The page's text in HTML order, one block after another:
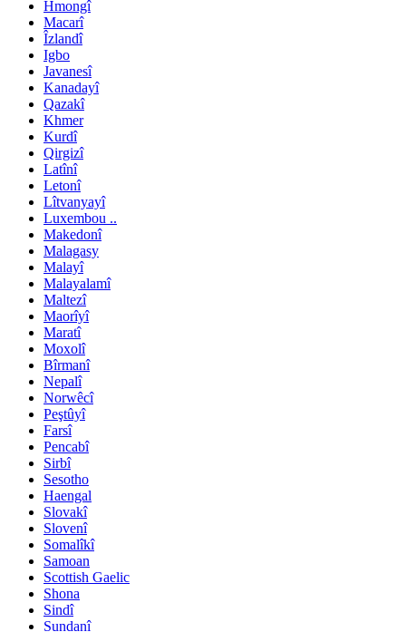
Hmongî
Macarî
Îzlandî
Igbo
Javanesî
Kanadayî
Qazakî
Khmer
Kurdî
Qirgizî
Latînî
Letonî
Lîtvanyayî
Luxembou ..
Makedonî
Malagasy
Malayî
Malayalamî
Maltezî
Maorîyî
Maratî
Moxolî
Bîrmanî
Nepalî
Norwêcî
Peştûyî
Farsî
Pencabî
Sirbî
Sesotho
Haengal
Slovakî
Slovenî
Somalîkî
Samoan
Scottish Gaelic
Shona
Sindî
Sundanî